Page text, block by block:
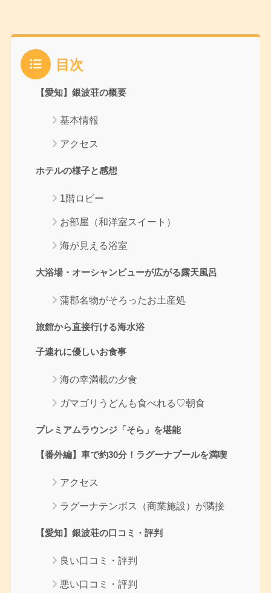
目次
【愛知】銀波荘の概要
基本情報
アクセス
ホテルの様子と感想
1階ロビー
お部屋（和洋室スイート）
海が見える浴室
大浴場・オーシャンビューが広がる露天風呂
蒲郡名物がそろったお土産処
旅館から直接行ける海水浴
子連れに優しいお食事
海の幸満載の夕食
ガマゴリうどんも食べれる♡朝食
プレミアムラウンジ「そら」を堪能
【番外編】車で約30分！ラグーナプールを満喫
アクセス
ラグーナテンボス（商業施設）が隣接
【愛知】銀波荘の口コミ・評判
良い口コミ・評判
悪い口コミ・評判